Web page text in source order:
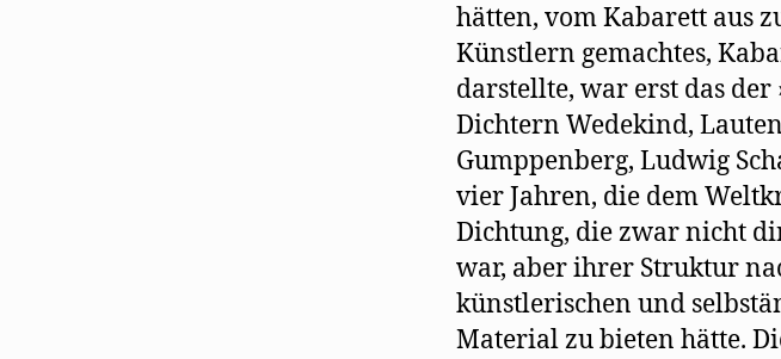
hätten, vom Kabarett aus
Künstlern gemachtes,
darstellte, war erst das
Dichtern Wedekind,
Gumppenberg, Ludwig
vier Jahren, die dem
Dichtung, die zwar nicht
war, aber ihrer Struktur
künstlerischen und
Material zu bieten hätte.